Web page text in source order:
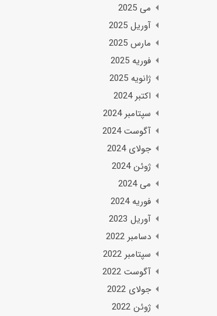
می 2025
آوریل 2025
مارس 2025
فوریه 2025
ژانویه 2025
اکتبر 2024
سپتامبر 2024
آگوست 2024
جولای 2024
ژوئن 2024
می 2024
فوریه 2024
آوریل 2023
دسامبر 2022
سپتامبر 2022
آگوست 2022
جولای 2022
ژوئن 2022